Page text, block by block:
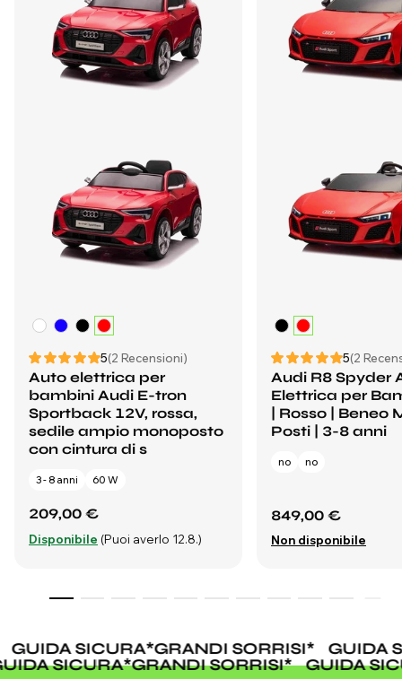
5(2 Recensioni)
Auto elettrica per
bambini Audi E-tron
Sportback 12V, rossa,
sedile ampio monoposto
con cintura di s
3 - 8 anni 60 W
209,00 €
Disponibile (Puoi averlo 12.8.)
5(2
Audi R8 Spyder
Elettrica per
| Rosso | Beneo
Posti | 3-8 anni
no no
849,00 €
Non disponibile
GUIDA SICURA*GRANDI SORRISI*
GUIDA
SICURA*GRANDI SORRISI* GUIDA